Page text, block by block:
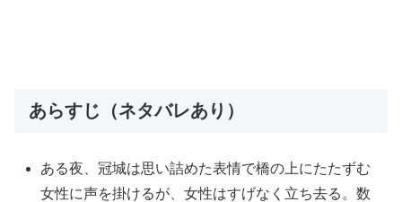
あらすじ（ネタバレあり）
ある夜、冠城は思い詰めた表情で橋の上にたたずむ
女性に声を掛けるが、女性はすげなく立ち去る。数